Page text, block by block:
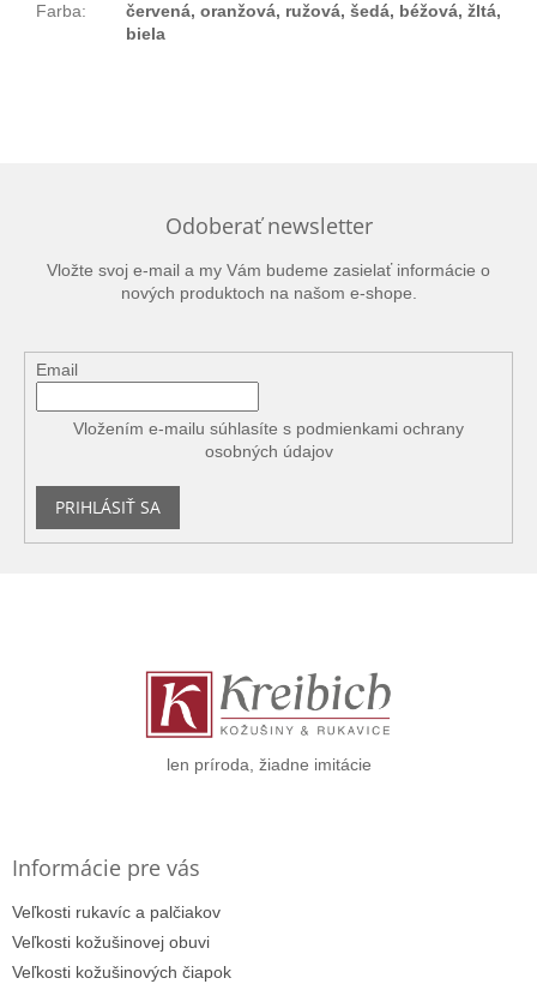
Farba:
červená, oranžová, ružová, šedá, béžová, žltá,
biela
Odoberať newsletter
Vložte svoj e-mail a my Vám budeme zasielať informácie o
nových produktoch na našom e-shope.
Email
Vložením e-mailu súhlasíte s podmienkami ochrany
osobných údajov
PRIHLÁSIŤ SA
len príroda, žiadne imitácie
Informácie pre vás
Veľkosti rukavíc a palčiakov
Veľkosti kožušinovej obuvi
Veľkosti kožušinových čiapok